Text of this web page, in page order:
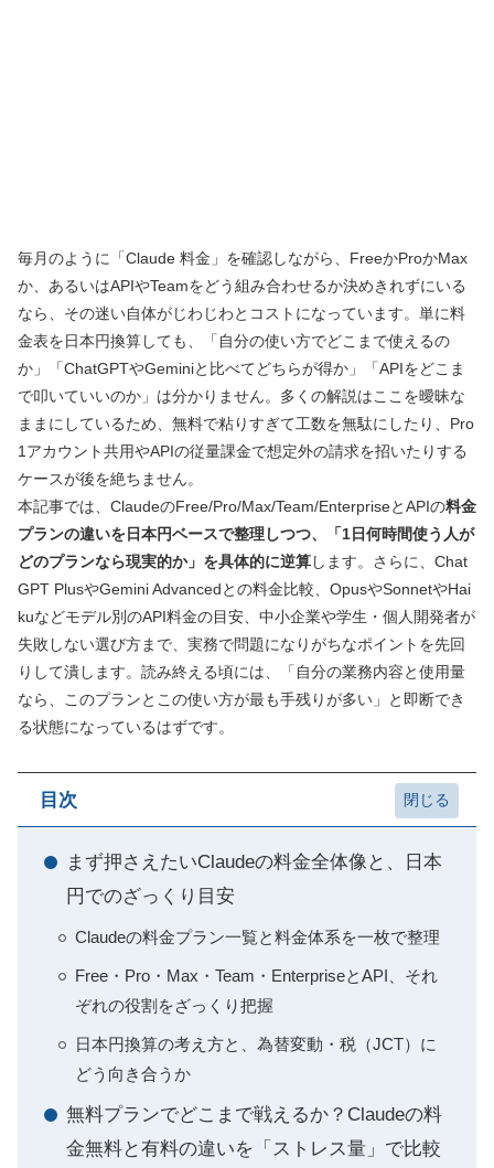
毎月のように「Claude 料金」を確認しながら、FreeかProかMax
か、あるいはAPIやTeamをどう組み合わせるか決めきれずにいる
なら、その迷い自体がじわじわとコストになっています。単に料
金表を日本円換算しても、「自分の使い方でどこまで使えるの
か」「ChatGPTやGeminiと比べてどちらが得か」「APIをどこま
で叩いていいのか」は分かりません。多くの解説はここを曖昧な
ままにしているため、無料で粘りすぎて工数を無駄にしたり、Pro
1アカウント共用やAPIの従量課金で想定外の請求を招いたりする
ケースが後を絶ちません。
本記事では、ClaudeのFree/Pro/Max/Team/EnterpriseとAPIの料金
プランの違いを日本円ベースで整理しつつ、「1日何時間使う人が
どのプランなら現実的か」を具体的に逆算します。さらに、Chat
GPT PlusやGemini Advancedとの料金比較、OpusやSonnetやHai
kuなどモデル別のAPI料金の目安、中小企業や学生・個人開発者が
失敗しない選び方まで、実務で問題になりがちなポイントを先回
りして潰します。読み終える頃には、「自分の業務内容と使用量
なら、このプランとこの使い方が最も手残りが多い」と即断でき
る状態になっているはずです。
目次
まず押さえたいClaudeの料金全体像と、日本
円でのざっくり目安
Claudeの料金プラン一覧と料金体系を一枚で整理
Free・Pro・Max・Team・EnterpriseとAPI、それ
ぞれの役割をざっくり把握
日本円換算の考え方と、為替変動・税（JCT）に
どう向き合うか
無料プランでどこまで戦えるか？Claudeの料
金無料と有料の違いを「ストレス量」で比較